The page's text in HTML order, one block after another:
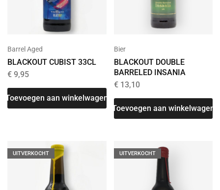
Barrel Aged
BLACKOUT CUBIST 33CL
€ 9,95
Toevoegen aan winkelwagen
Bier
BLACKOUT DOUBLE
BARRELED INSANIA
€13,10
Toevoegen aan winkelwagen
UITVERKOCHT UITVERKOCHT